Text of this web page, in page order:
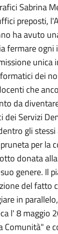
Sabrina
preposti,
ha avuto
fermare ogni
unica
dei
che
da
Servizi
gli stessi
per la
donata
genere. Il
del fatto
in
l'8 maggio
Comunità" e